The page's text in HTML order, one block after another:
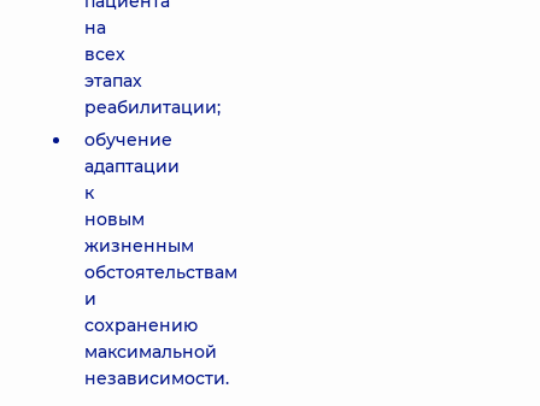
на
всех
этапах
реабилитации;
обучение
адаптации
к
новым
жизненным
обстоятельствам
и
сохранению
максимальной
независимости.